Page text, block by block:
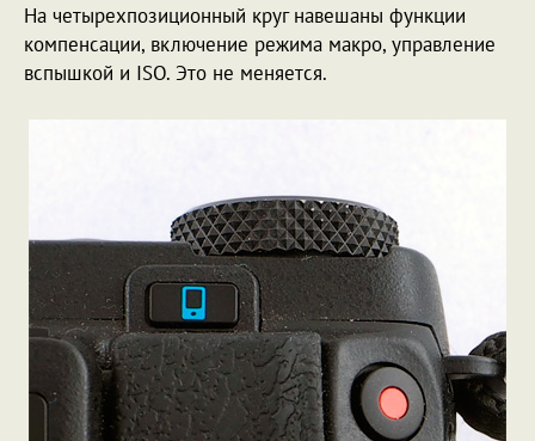
На четырехпозиционный круг навешаны функции
компенсации, включение режима макро, управление
вспышкой и ISO. Это не меняется.